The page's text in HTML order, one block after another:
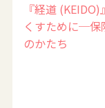
『経道
くすために─保
のかたち